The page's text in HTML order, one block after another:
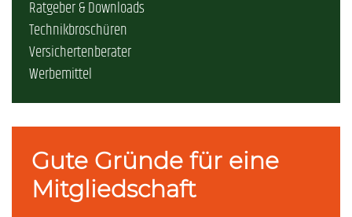
Ratgeber & Downloads
Technikbroschüren
Versichertenberater
Werbemittel
Gute Gründe für eine
Mitgliedschaft